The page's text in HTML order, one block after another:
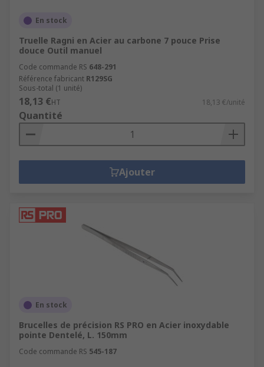
En stock
Truelle Ragni en Acier au carbone 7 pouce Prise
douce Outil manuel
Code commande RS 648-291
Référence fabricant R129SG
Sous-total (1 unité)
18,13 €HT 18,13 €/unité
Quantité
Ajouter
En stock
Brucelles de précision RS PRO en Acier inoxydable
pointe Dentelé, L. 150mm
Code commande RS 545-187